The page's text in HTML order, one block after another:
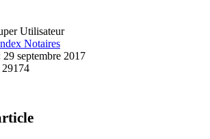
Utilisateur
Notaires
septembre 2017